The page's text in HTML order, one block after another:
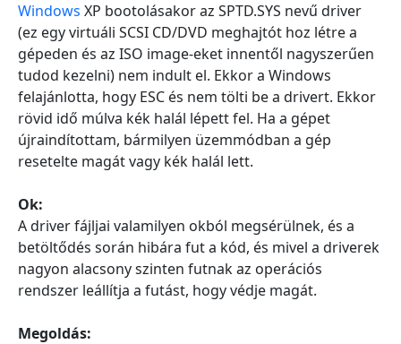
Windows XP bootolásakor az SPTD.SYS nevű driver
(ez egy virtuáli SCSI CD/DVD meghajtót hoz létre a
gépeden és az ISO image-eket innentől nagyszerűen
tudod kezelni) nem indult el. Ekkor a Windows
felajánlotta, hogy ESC és nem tölti be a drivert. Ekkor
rövid idő múlva kék halál lépett fel. Ha a gépet
újraindítottam, bármilyen üzemmódban a gép
resetelte magát vagy kék halál lett.
Ok:
A driver fájljai valamilyen okból megsérülnek, és a
betöltődés során hibára fut a kód, és mivel a driverek
nagyon alacsony szinten futnak az operációs
rendszer leállítja a futást, hogy védje magát.
Megoldás: